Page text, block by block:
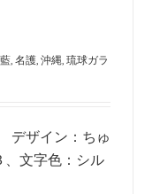
, 名護, 沖縄, 琉球ガラ
デザイン：ちゅ
、文字色：シル